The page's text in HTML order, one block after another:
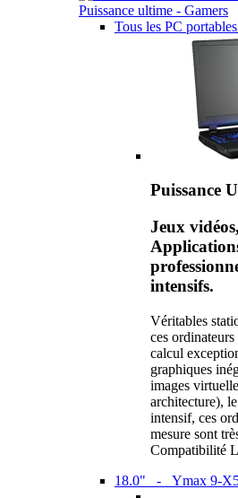
Puissance ultime - Gamers
Tous les PC
Puissance
Jeux
intensifs.
Véritables
ces
calcul
graphiques
images
architecture),
intensif, ces
mesure sont
Compatibilité
18.0" - Ymax 9-